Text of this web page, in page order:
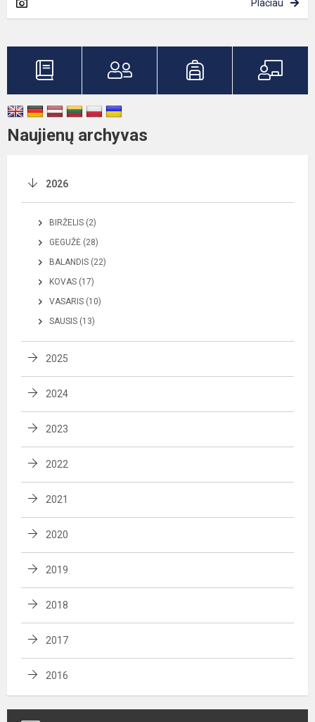
Plačiau
Naujienų archyvas
2026
BIRŽELIS (2)
GEGUŽĖ (28)
BALANDIS (22)
KOVAS (17)
VASARIS (10)
SAUSIS (13)
2025
2024
2023
2022
2021
2020
2019
2018
2017
2016